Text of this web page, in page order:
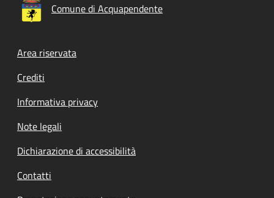
Comune di Acquapendente
Footer menu
Area riservata
Crediti
Informativa privacy
Note legali
Dichiarazione di accessibilità
Contatti